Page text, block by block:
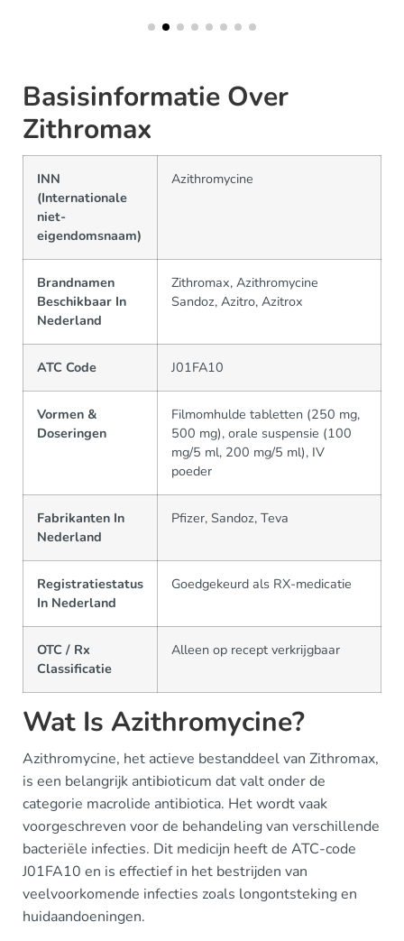
Basisinformatie Over
Zithromax
INN
(Internationale
niet-
eigendomsnaam)
Azithromycine
Brandnamen
Beschikbaar In
Nederland
Zithromax, Azithromycine
Sandoz, Azitro, Azitrox
ATC Code J01FA10
Vormen &
Doseringen
Filmomhulde tabletten (250 mg,
500 mg), orale suspensie (100
mg/5 ml, 200 mg/5 ml), IV
poeder
Fabrikanten In
Nederland
Pfizer, Sandoz, Teva
Registratiestatus
In Nederland
Goedgekeurd als RX-medicatie
OTC / Rx
Classificatie
Alleen op recept verkrijgbaar
Wat Is Azithromycine?
Azithromycine, het actieve bestanddeel van Zithromax,
is een belangrijk antibioticum dat valt onder de
categorie macrolide antibiotica. Het wordt vaak
voorgeschreven voor de behandeling van verschillende
bacteriële infecties. Dit medicijn heeft de ATC-code
J01FA10 en is effectief in het bestrijden van
veelvoorkomende infecties zoals longontsteking en
huidaandoeningen.